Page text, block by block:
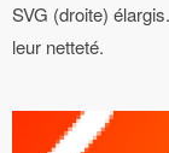
SVG (droite)
leur netteté.